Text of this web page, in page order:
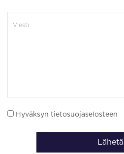
Hyväksyn tietosuojaselosteen
Lähetä